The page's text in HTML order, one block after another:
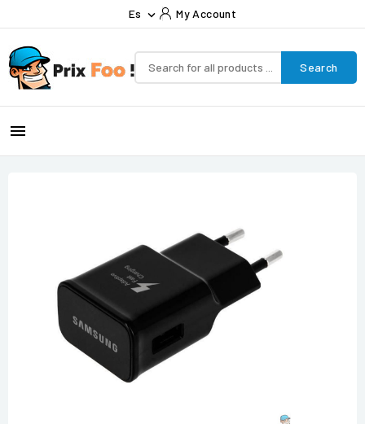
Es  My Account
Search
